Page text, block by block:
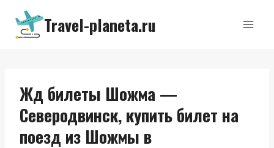
Перейти
содержимому
Travel-planeta.ru
Жд билеты Шожма —
Северодвинск, купить билет на
поезд из Шожмы в